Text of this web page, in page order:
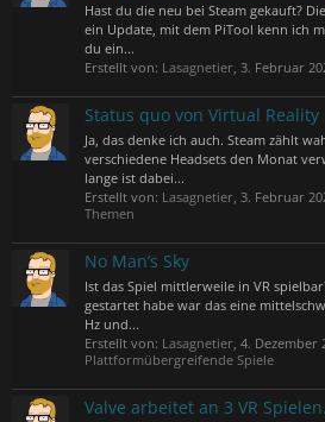
Hast du die neu bei Steam gekauft?
ein Update, mit dem PiTool kenn ich
du ein...
Erstellt von: Lasagnetier, 3. Februar
Status quo von Virtual Reality
Ja, das denke ich auch. Steam zählt
verschiedene Headsets den Monat
lange ist dabei...
Erstellt von: Lasagnetier, 3. Februar
Themen
No Man’s Sky
Ist das Spiel mittlerweile in VR
gestartet habe war das eine
Hz und...
Erstellt von: Lasagnetier, 4. Dezember
Plattformübergreifende Spiele
Valve arbeitet an 3 VR